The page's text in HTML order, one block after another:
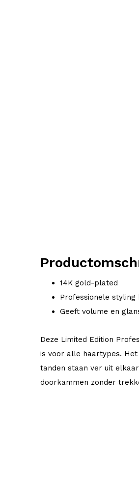
14K gold-plated
Professionele styling
Geeft volume en
Deze Limited Edition
is voor alle haartypes.
tanden staan ver uit
doorkammen zonder